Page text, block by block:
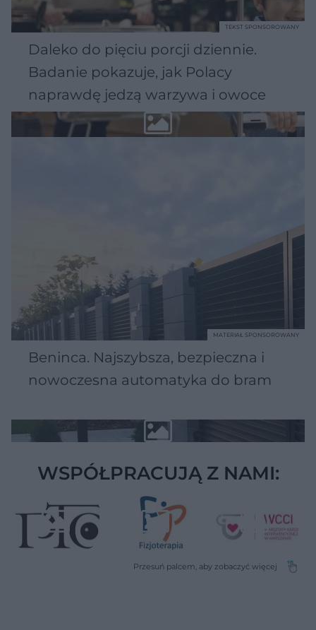
Daleko do pięciu porcji dziennie.
Badanie pokazuje, jak Polacy
naprawdę jedzą warzywa i owoce
TEKST SPONSOROWANY
Beninca. Najszybsza, bezpieczna i
nowoczesna automatyka do bram
MATERIAŁ SPONSOROWANY
WSPÓŁPRACUJĄ Z NAMI: